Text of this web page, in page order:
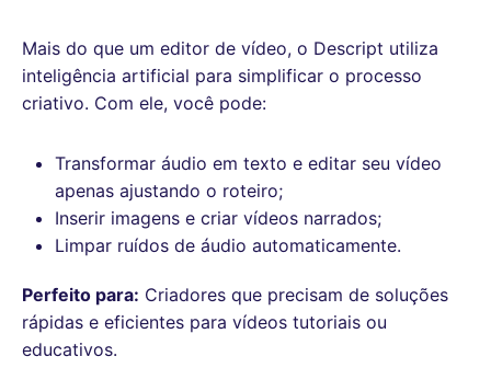
Mais do que um editor de vídeo, o Descript utiliza
inteligência artificial para simplificar o processo
criativo. Com ele, você pode:
Transformar áudio em texto e editar seu vídeo
apenas ajustando o roteiro;
Inserir imagens e criar vídeos narrados;
Limpar ruídos de áudio automaticamente.
Perfeito para: Criadores que precisam de soluções
rápidas e eficientes para vídeos tutoriais ou
educativos.